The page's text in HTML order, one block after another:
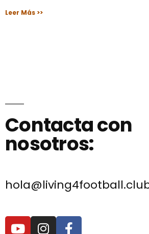
Leer Más >>
Contacta con
nosotros: